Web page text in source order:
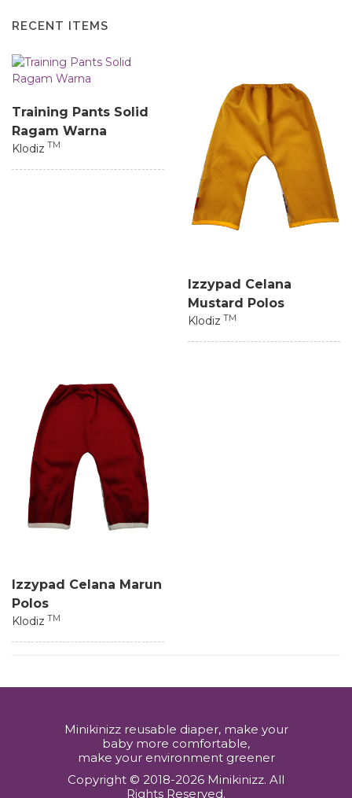
RECENT ITEMS
Training Pants Solid
Ragam Warna
Klodiz TM
Izzypad Celana
Mustard Polos
Klodiz TM
Izzypad Celana Marun
Polos
Klodiz TM
Minikinizz reusable diaper, make your
baby more comfortable,
make your environment greener
Copyright © 2018-2026 Minikinizz. All
Rights Reserved.